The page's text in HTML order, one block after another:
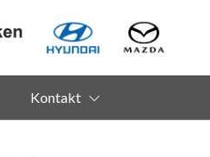
Kontakt